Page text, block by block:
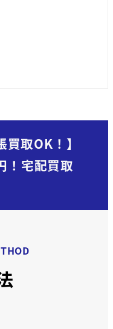
買取OK！】
！宅配買取